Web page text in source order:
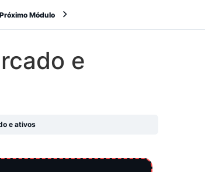
Próximo Módulo
e
e ativos